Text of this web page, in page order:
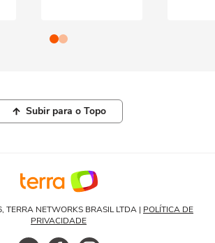
Subir para o Topo
TERRA NETWORKS BRASIL LTDA | POLÍTICA DE
PRIVACIDADE